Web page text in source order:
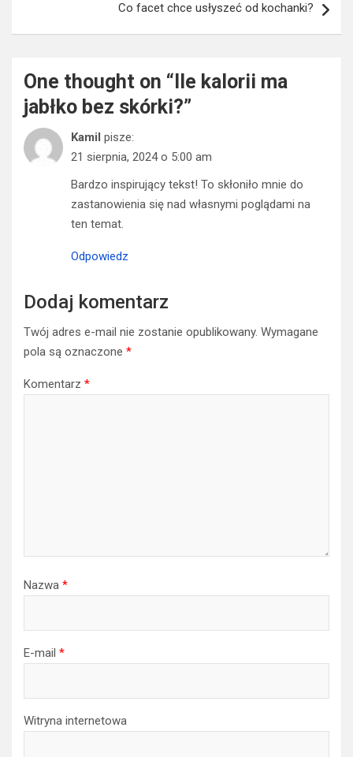
Co facet chce usłyszeć od kochanki?
One thought on “ Ile kalorii ma
jabłko bez skórki?”
Kamil pisze:
21 sierpnia, 2024 o 5:00 am
Bardzo inspirujący tekst! To skłoniło mnie do
zastanowienia się nad własnymi poglądami na
ten temat.
Odpowiedz
Dodaj komentarz
Twój adres e-mail nie zostanie opublikowany. Wymagane
pola są oznaczone *
Komentarz *
Nazwa *
E-mail *
Witryna internetowa